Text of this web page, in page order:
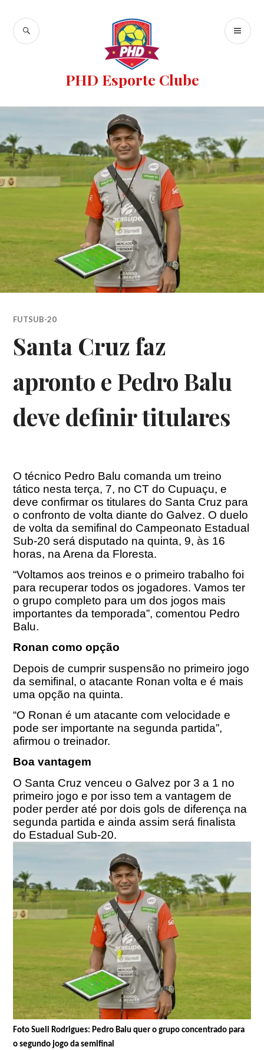
PHD Esporte Clube
FUTSUB-20
Santa Cruz faz
apronto e Pedro Balu
deve definir titulares
O técnico Pedro Balu comanda um treino
tático nesta terça, 7, no CT do Cupuaçu, e
deve confirmar os titulares do Santa Cruz para
o confronto de volta diante do Galvez. O duelo
de volta da semifinal do Campeonato Estadual
Sub-20 será disputado na quinta, 9, às 16
horas, na Arena da Floresta.
“Voltamos aos treinos e o primeiro trabalho foi
para recuperar todos os jogadores. Vamos ter
o grupo completo para um dos jogos mais
importantes da temporada”, comentou Pedro
Balu.
Ronan como opção
Depois de cumprir suspensão no primeiro jogo
da semifinal, o atacante Ronan volta e é mais
uma opção na quinta.
“O Ronan é um atacante com velocidade e
pode ser importante na segunda partida”,
afirmou o treinador.
Boa vantagem
O Santa Cruz venceu o Galvez por 3 a 1 no
primeiro jogo e por isso tem a vantagem de
poder perder até por dois gols de diferença na
segunda partida e ainda assim será finalista
do Estadual Sub-20.
Foto Sueli Rodrigues: Pedro Balu quer o grupo concentrado para
o segundo jogo da semifinal